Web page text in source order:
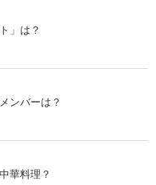
」は？
ンバーは？
華料理？